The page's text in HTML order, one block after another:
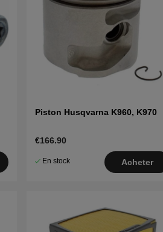
Piston Husqvarna K960, K970
€166.90
En stock Acheter